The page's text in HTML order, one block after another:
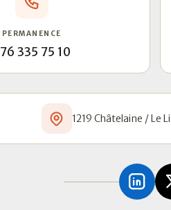
PERMANENCE
335 75 10
1219 Châtelaine / Le